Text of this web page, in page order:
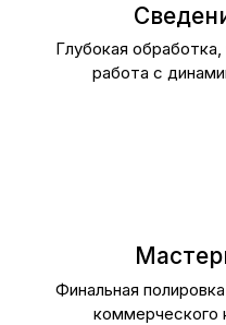
Глубокая
работа с
Финальная
коммерческого